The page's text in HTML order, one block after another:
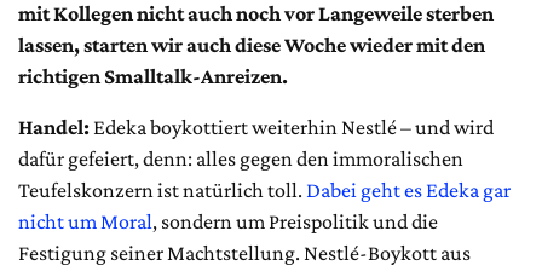
mit Kollegen nicht auch noch vor Langeweile sterben
lassen, starten wir auch diese Woche wieder mit den
richtigen Smalltalk-Anreizen.
Handel:Edeka boykottiert weiterhin Nestlé – und wird
dafür gefeiert, denn: alles gegen den immoralischen
Teufelskonzern ist natürlich toll. Dabei geht es Edeka gar
nicht um Moral, sondern um Preispolitik und die
Festigung seiner Machtstellung. Nestlé-Boykott aus